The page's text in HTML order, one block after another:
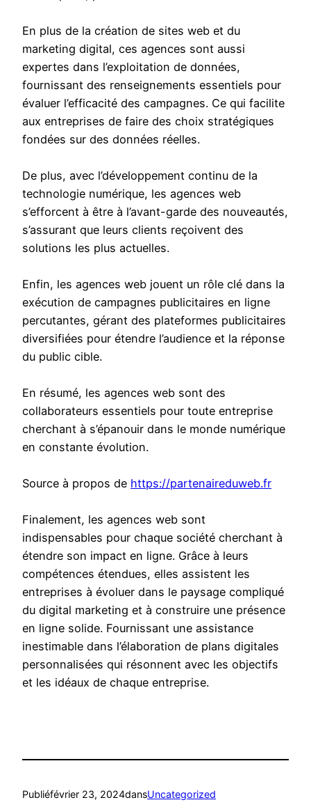
En plus de la création de sites web et du
marketing digital, ces agences sont aussi
expertes dans l’exploitation de données,
fournissant des renseignements essentiels pour
évaluer l’efficacité des campagnes. Ce qui facilite
aux entreprises de faire des choix stratégiques
fondées sur des données réelles.
De plus, avec l’développement continu de la
technologie numérique, les agences web
s’efforcent à être à l’avant-garde des nouveautés,
s’assurant que leurs clients reçoivent des
solutions les plus actuelles.
Enfin, les agences web jouent un rôle clé dans la
exécution de campagnes publicitaires en ligne
percutantes, gérant des plateformes publicitaires
diversifiées pour étendre l’audience et la réponse
du public cible.
En résumé, les agences web sont des
collaborateurs essentiels pour toute entreprise
cherchant à s’épanouir dans le monde numérique
en constante évolution.
Source à propos de https://partenaireduweb.fr
Finalement, les agences web sont
indispensables pour chaque société cherchant à
étendre son impact en ligne. Grâce à leurs
compétences étendues, elles assistent les
entreprises à évoluer dans le paysage compliqué
du digital marketing et à construire une présence
en ligne solide. Fournissant une assistance
inestimable dans l’élaboration de plans digitales
personnalisées qui résonnent avec les objectifs
et les idéaux de chaque entreprise.
Publiéfévrier 23, 2024dansUncategorized